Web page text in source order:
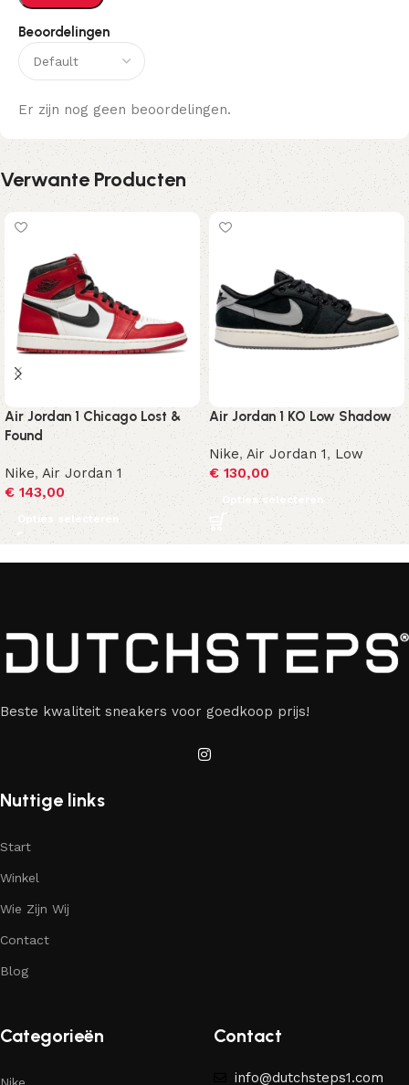
Beoordelingen
Er zijn nog geen beoordelingen.
Verwante Producten
Air Jordan 1 Chicago Lost &
Found
Nike, Air Jordan 1
€ 143,00
Opties selecteren
Air Jordan 1 KO Low Shadow
Nike,Air Jordan 1, Low
€130,00
Opties selecteren
Beste kwaliteit sneakers voor goedkoop prijs!
Nuttige links
Start
Winkel
Wie Zijn Wij
Contact
Blog
Categorieën Contact
info@dutchsteps1.com